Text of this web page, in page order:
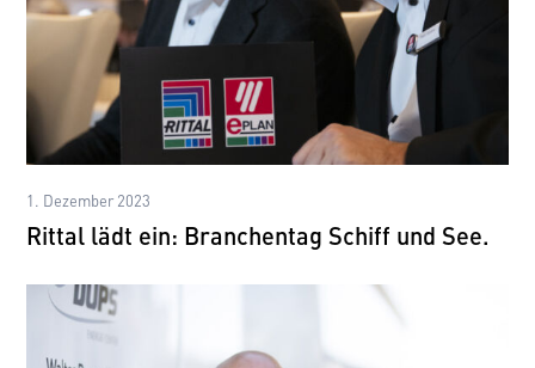
1. Dezember 2023
Rittal lädt ein: Branchentag Schiff und See.